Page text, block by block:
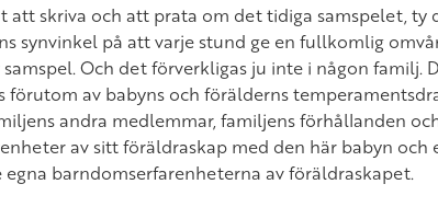
att skriva och att prata om det tidiga samspelet, ty
synvinkel på att varje stund ge en fullkomlig
Och det förverkligas ju inte i någon familj.
förutom av babyns och förälderns
andra medlemmar, familjens förhållanden
av sitt föräldraskap med den här babyn
egna barndomserfarenheterna av föräldraskapet.